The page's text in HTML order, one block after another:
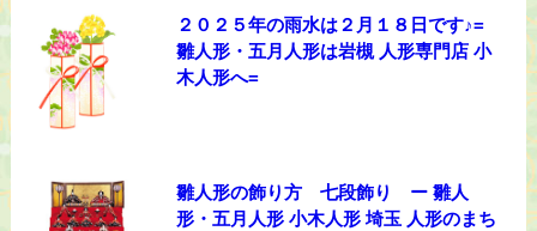
２０２５年の雨水は２月１８日です♪=
雛人形・五月人形は岩槻 人形専門店 小
木人形へ=
雛人形の飾り方 七段飾り ー 雛人
形・五月人形 小木人形 埼玉 人形のまち